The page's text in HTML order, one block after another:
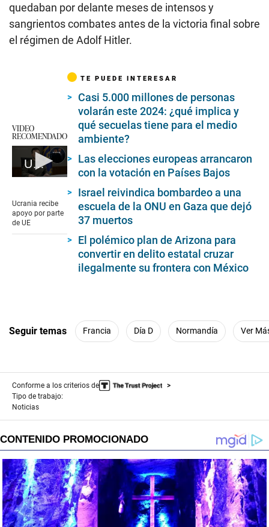
quedaban por delante meses de intensos y
sangrientos combates antes de la victoria final sobre
el régimen de Adolf Hitler.
VIDEO
RECOMENDADO
Ucrania recibe apoyo por parte de UE
of
1
minute,
Ucrania recibe
apoyo por parte
de UE
TE PUEDE INTERESAR
Casi 5.000 millones de personas
volarán este 2024: ¿qué implica y
qué secuelas tiene para el medio
ambiente?
Las elecciones europeas arrancaron
con la votación en Países Bajos
Israel reivindica bombardeo a una
escuela de la ONU en Gaza que dejó
37 muertos
El polémico plan de Arizona para
convertir en delito estatal cruzar
ilegalmente su frontera con México
Seguir temas Francia Día D Normandía Ver
Conforme a los criterios de
Tipo de trabajo:
Noticias